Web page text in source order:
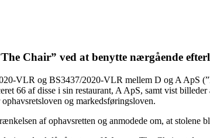
Chair” ved at benytte nærgående
VLR og BS3437/2020-VLR mellem D og A ApS
66 af disse i sin restaurant, A ApS, samt vist
og markedsføringsloven.
af ophavsretten og anmodede om, at stolene